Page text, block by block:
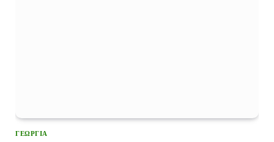
ΓΕΩΡΓΊΑ